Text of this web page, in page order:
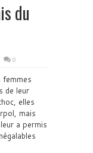
du
0
femmes
de leur
elles
mais
a permis